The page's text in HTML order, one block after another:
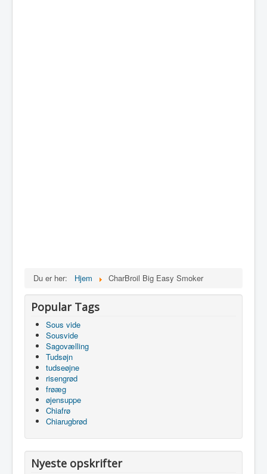
Du er her: Hjem CharBroil Big Easy Smoker
Popular Tags
Sous vide
Sousvide
Sagovælling
Tudsøjn
tudseøjne
risengrød
frøæg
øjensuppe
Chiafrø
Chiarugbrød
Nyeste opskrifter